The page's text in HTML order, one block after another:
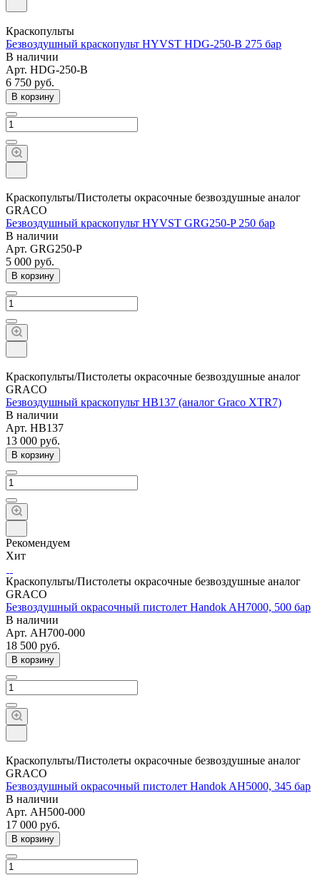
Краскопульты
Безвоздушный краскопульт HYVST HDG-250-B 275 бар
В наличии
Арт. HDG-250-B
6 750 руб.
В корзину
Краскопульты/Пистолеты окрасочные безвоздушные аналог
GRACO
Безвоздушный краскопульт HYVST GRG250-P 250 бар
В наличии
Арт. GRG250-P
5 000 руб.
В корзину
Краскопульты/Пистолеты окрасочные безвоздушные аналог
GRACO
Безвоздушный краскопульт HB137 (аналог Graco XTR7)
В наличии
Арт. HB137
13 000 руб.
В корзину
Рекомендуем
Хит
Краскопульты/Пистолеты окрасочные безвоздушные аналог
GRACO
Безвоздушный окрасочный пистолет Handok AH7000, 500 бар
В наличии
Арт. AH700-000
18 500 руб.
В корзину
Краскопульты/Пистолеты окрасочные безвоздушные аналог
GRACO
Безвоздушный окрасочный пистолет Handok AH5000, 345 бар
В наличии
Арт. AH500-000
17 000 руб.
В корзину